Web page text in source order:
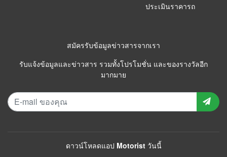
ประเมินราคารถ
สมัครรับข้อมูลข่าวสารจากเรา
รับแจ้งข้อมูลและข่าวสาร รวมทั้งโปรโมชั่น และของรางวัลอีก
มากมาย
ดาวน์โหลดแอป Motorist วันนี้